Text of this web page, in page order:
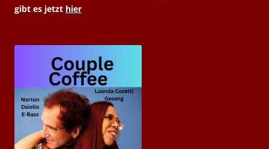
gibt es jetzt hier